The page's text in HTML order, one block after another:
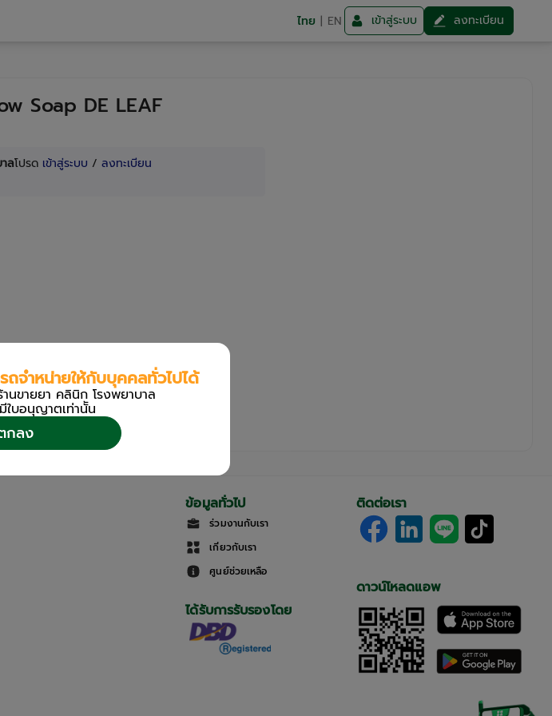
ไทย | EN เข้าสู่ระบบ ลงทะเบียน
Soap DE LEAF
ลโปรด เข้าสู่ระบบ / ลงทะเบียน
ข้อมูลทั่วไป
ร่วมงานกับเรา
เกี่ยวกับเรา
ศูนย์ช่วยเหลือ
ได้รับการรับรองโดย
ติดต่อเรา
ดาวน์โหลดแอพ
ถจำหน่ายให้กับบุคคลทั่วไปได้
านขายยา คลินิก โรงพยาบาล
ใบอนุญาตเท่านััน
กลง